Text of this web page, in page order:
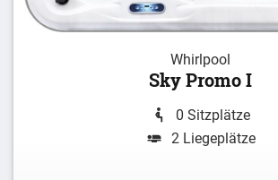
Whirlpool
Sky Promo I
0 Sitzplätze
2 Liegeplätze